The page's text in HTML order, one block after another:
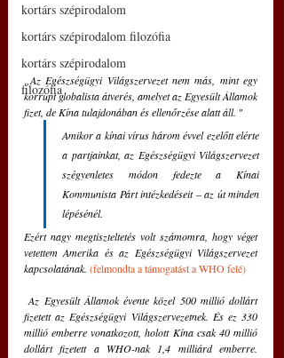
kortárs szépirodalom
kortárs szépirodalom filozófia
kortárs szépirodalom
filozófia
„Az Egészségügyi Világszervezet nem más, mint egy
korrupt globalista átverés, amelyet az Egyesült Államok
fizet, de Kína tulajdonában és ellenőrzése alatt áll. "
Amikor a kínai vírus három évvel ezelőtt elérte
a partjainkat, az Egészségügyi Világszervezet
szégyenletes módon fedezte a Kínai
Kommunista Párt intézkedéseit – az út minden
lépésénél.
Ezért nagy megtiszteltetés volt számomra, hogy véget
vetettem Amerika és az Egészségügyi Világszervezet
kapcsolatának. (felmondta a támogatást a WHO felé)
Az Egyesült Államok évente közel 500 millió dollárt
fizetett az Egészségügyi Világszervezetnek. És ez 330
millió emberre vonatkozott, holott Kína csak 40 millió
dollárt fizetett a WHO-nak 1,4 milliárd emberre.